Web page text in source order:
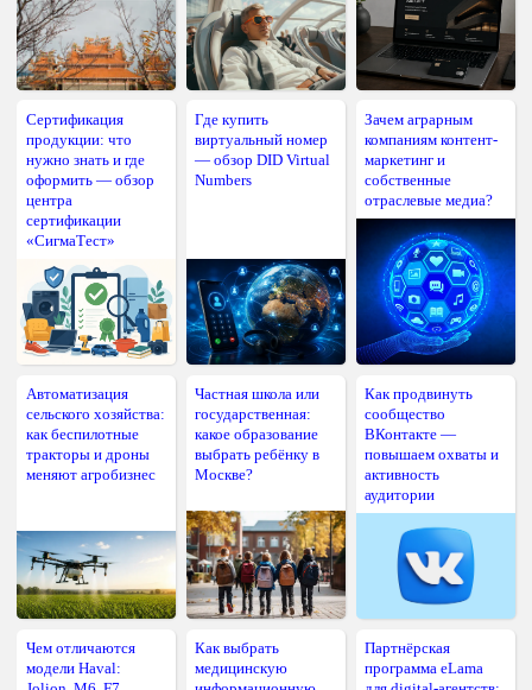
Сертификация
продукции: что
нужно знать и где
оформить — обзор
центра
сертификации
«СигмаТест»
Где купить
виртуальный номер
— обзор DID Virtual
Numbers
Зачем аграрным
компаниям контент-
маркетинг и
собственные
отраслевые медиа?
Автоматизация
сельского хозяйства:
как беспилотные
тракторы и дроны
меняют агробизнес
Частная школа или
государственная:
какое образование
выбрать ребёнку в
Москве?
Как продвинуть
сообщество
ВКонтакте —
повышаем охваты и
активность
аудитории
Чем отличаются
модели Haval:
Как выбрать
медицинскую
Партнёрская
программа eLama